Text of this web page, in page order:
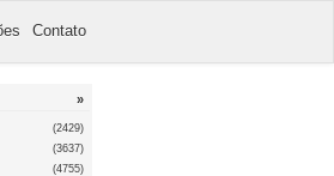
Contato
»
(2429)
(3637)
(4755)